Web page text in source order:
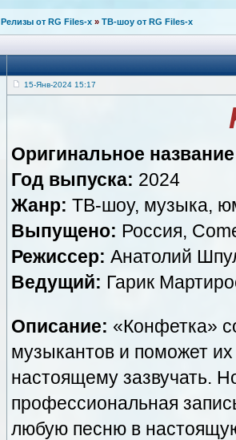
Релизы от RG Files-x » ТВ-шоу от RG Files-x
15-Янв-2024 15:17
Оригинальное
Год выпуска: 2024
Жанр: ТВ-шоу, музыка,
Выпущено: Россия,
Режиссер: Анатолий
Ведущий: Гарик
Описание: «Конфетка»
музыкантов и поможет
настоящему зазвучать.
профессиональная
любую песню в